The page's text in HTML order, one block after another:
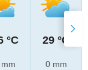
°C 29 °C
0 mm